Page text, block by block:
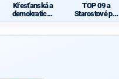
Křesťanská a
demokratická
ká strana
TOP 09 a
Starostové pro
Jihočeský